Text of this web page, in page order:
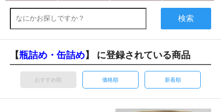
検索
【瓶詰め・缶詰め】 に登録されている商品
おすすめ順 価格順 新着順